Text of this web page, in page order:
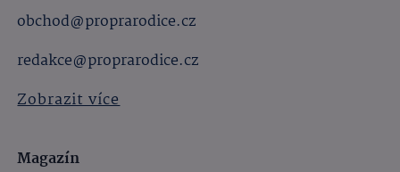
obchod@proprarodice.cz
redakce@proprarodice.cz
Zobrazit více
Magazín